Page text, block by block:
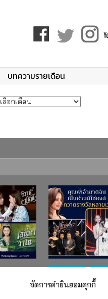
จัดการคำยินยอมคุกกี้
บทความรายเดือน
บทความรายเดือน
รางวัล
ละคร-ซีรีส์